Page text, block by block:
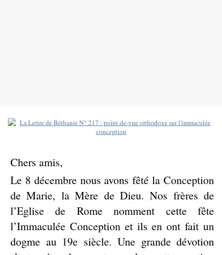
Chers amis,
Le 8 décembre nous avons fêté la Conception
de Marie, la Mère de Dieu. Nos frères de
l’Eglise de Rome nomment cette fête
l’Immaculée Conception et ils en ont fait un
dogme au 19e siècle. Une grande dévotion